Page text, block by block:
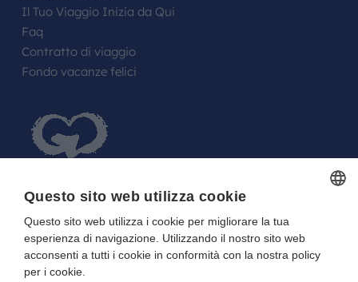
Il Tuo Viaggio Inizia da Qui
Faq
Contratto di viaggio
Fondo vacanze felici
FARE UN REGALO AGLI SPOSI O A UN
FESTEGGIATO?
La tua Lista in Viaggio…
Questo sito web utilizza cookie
Questo sito web utilizza i cookie per migliorare la tua
esperienza di navigazione. Utilizzando il nostro sito web
acconsenti a tutti i cookie in conformità con la nostra policy
per i cookie.